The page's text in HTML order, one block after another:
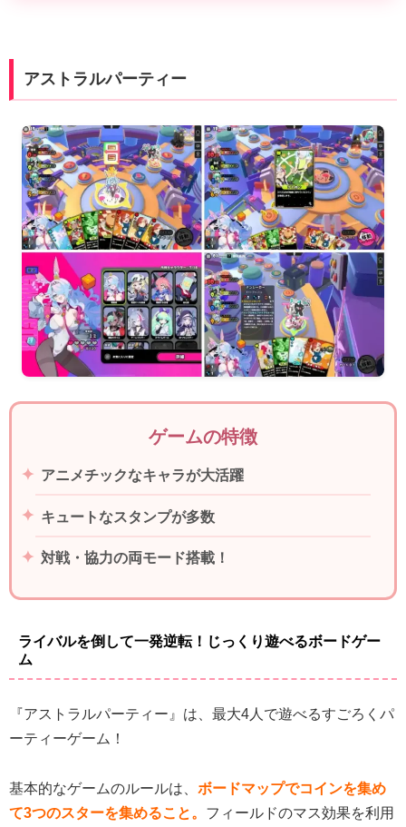
アストラルパーティー
ゲームの特徴
アニメチックなキャラが大活躍
キュートなスタンプが多数
対戦・協力の両モード搭載！
ライバルを倒して一発逆転！じっくり遊べるボードゲー
ム
『アストラルパーティー』は、最大4人で遊べるすごろくパ
ーティーゲーム！
基本的なゲームのルールは、 ボードマップでコインを集め
て3つのスターを集めること。 フィールドのマス効果を利用